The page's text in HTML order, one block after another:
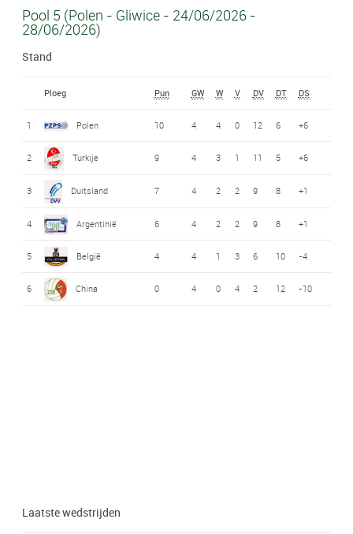
Pool 5 (Polen - Gliwice - 24/06/2026 -
28/06/2026)
Stand
Ploeg Pun GW W V DV DT DS
1 Polen 10 4 4 0 12 6 +6
2 Turkije 9 4 3 1 11 5 +6
3 Duitsland 7 4 2 2 9 8 +1
4 Argentinië 6 4 2 2 9 8 +1
5 België 4 4 1 3 6 10 -4
6 China 0 4 0 4 2 12 -10
Laatste wedstrijden